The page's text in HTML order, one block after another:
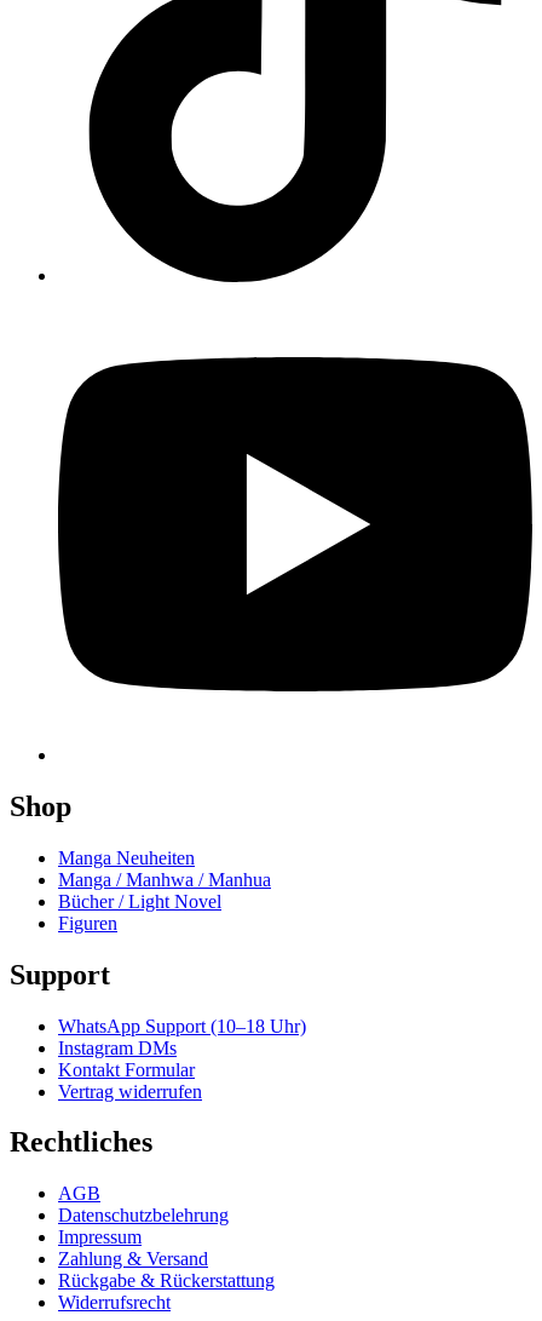
Shop
Manga Neuheiten
Manga / Manhwa / Manhua
Bücher / Light Novel
Figuren
Support
WhatsApp Support (10–18 Uhr)
Instagram DMs
Kontakt Formular
Vertrag widerrufen
Rechtliches
AGB
Datenschutzbelehrung
Impressum
Zahlung & Versand
Rückgabe & Rückerstattung
Widerrufsrecht